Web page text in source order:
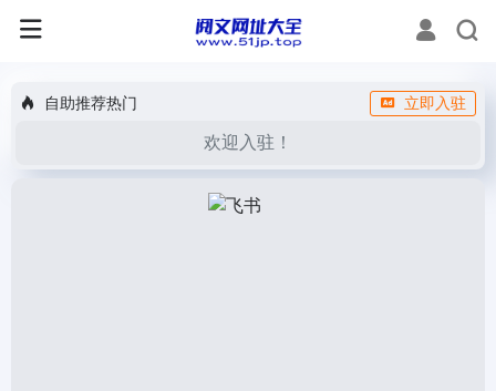
自助推荐热门 立即入驻
欢迎入驻！